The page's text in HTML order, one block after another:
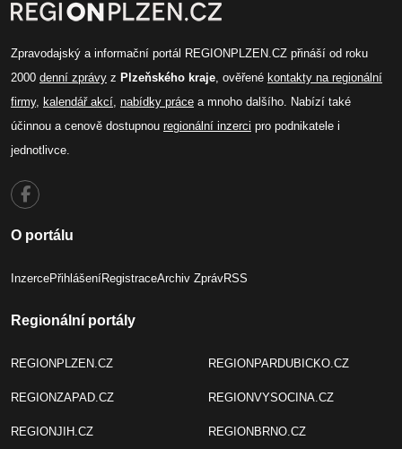
Zpravodajský a informační portál REGIONPLZEN.CZ přináší od roku
2000 denní zprávy z Plzeňského kraje, ověřené kontakty na regionální
firmy, kalendář akcí, nabídky práce a mnoho dalšího. Nabízí také
účinnou a cenově dostupnou regionální inzerci pro podnikatele i
jednotlivce.
O portálu
InzercePřihlášeníRegistraceArchiv ZprávRSS
Regionální portály
REGIONPLZEN.CZ
REGIONZAPAD.CZ
REGIONJIH.CZ
REGIONPARDUBICKO.CZ
REGIONVYSOCINA.CZ
REGIONBRNO.CZ